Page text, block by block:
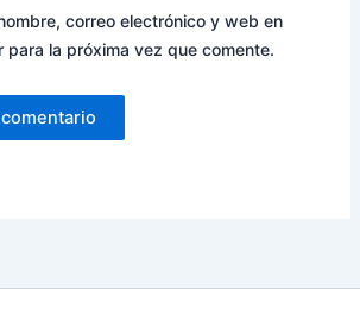
correo electrónico y web en
para la próxima vez que comente.